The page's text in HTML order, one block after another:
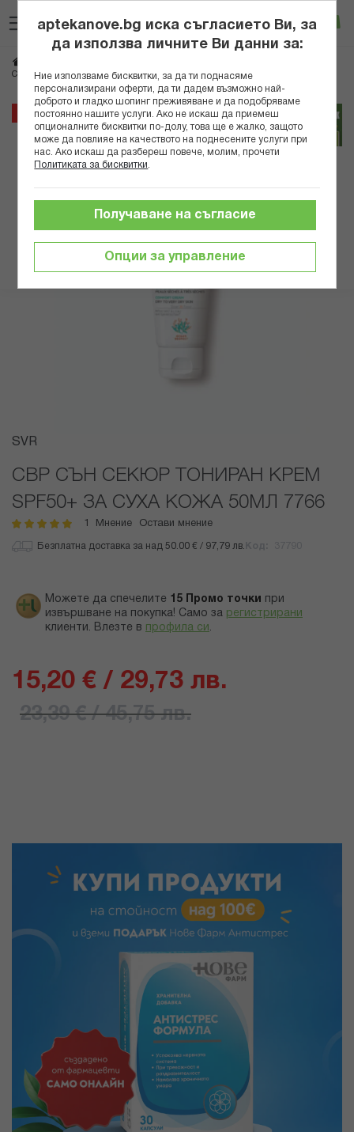
към
съдържанието
Вход
СВР СЪН СЕКЮР ТОНИРАН КРЕМ SPF50+ ЗА СУХА КОЖА 50МЛ 7766
35%
Преминете
края
Преминете
началото
галерия
със
SVR
СВР СЪН СЕКЮР ТОНИРАН КРЕМ
SPF50+ ЗА СУХА КОЖА 50МЛ 7766
рейтинг:
Мнение Остави мнение
Безплатна доставка за над 50.00 € / 97,79 лв.
Можете да спечелите 15 Промо точки
при
извършване на покупка! Само за регистрирани
клиенти. Влезте в профила си .
15,20 € / 29,73 лв.
23,39 € / 45,75 лв.
aptekanove.bg иска съгласието Ви, за
да използва личните Ви данни за:
Ние използваме бисквитки, за да ти поднасяме
персонализирани оферти, да ти дадем възможно най-
доброто и гладко шопинг преживяване и да подобряваме
постоянно нашите услуги. Ако не искаш да приемеш
опционалните бисквитки по-долу, това ще е жалко, защото
може да повлияе на качеството на поднесените услуги при
нас. Ако искаш да разбереш повече, молим, прочети
Политиката за бисквитки
Опции за управление
Получаване на съгласие